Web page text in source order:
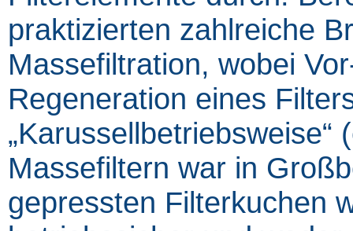
praktizierten zahlreiche
Massefiltration, wobei
Regeneration eines
Massefiltern war in
gepressten Filterkuchen